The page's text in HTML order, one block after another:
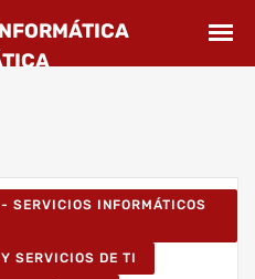
SERVICIOS INFORMÁTICOS
SERVICIOS DE TI